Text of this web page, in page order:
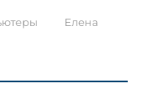
Елена